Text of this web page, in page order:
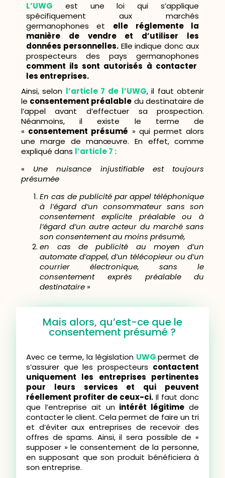
L’UWG
est une loi qui s’applique
spécifiquement aux marchés
germanophones et elle réglemente la
manière de vendre et d’utiliser les
données personnelles.Elle indique donc aux
prospecteurs des pays germanophones
comment ils sont autorisés à contacter
les entreprises.
Ainsi, selon l’article 7 de l’UWG, il faut obtenir
le consentement préalable du destinataire de
l’appel avant d’effectuer sa prospection.
Néanmoins, il existe le terme de
« consentement présumé » qui permet alors
une marge de manœuvre. En effet, comme
expliqué dans l’article 7 :
« Une nuisance injustifiable est toujours
présumée
En cas de publicité par appel téléphonique
à l’égard d’un consommateur sans son
consentement explicite préalable ou à
l’égard d’un autre acteur du marché sans
son consentement au moins présumé,
en cas de publicité au moyen d’un
automate d’appel, d’un télécopieur ou d’un
courrier électronique, sans le
consentement exprès préalable du
destinataire »
Mais alors, qu’est-ce que le
consentement présumé ?
Avec ce terme, la législation UWGpermet de
s’assurer que les prospecteurs contactent
uniquement les entreprises pertinentes
pour leurs services et qui peuvent
réellement profiter de ceux-ci. Il faut donc
que l’entreprise ait un intérêt légitime de
contacter le client. Cela permet de faire un tri
et d’éviter aux entreprises de recevoir des
offres de spams. Ainsi, il sera possible de «
supposer » le consentement de la personne,
en supposant que son produit bénéficiera à
son entreprise.